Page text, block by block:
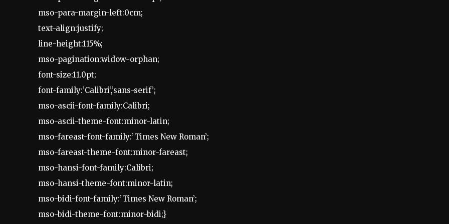
mso-para-margin-left:0cm;
text-align:justify;
line-height:115%;
mso-pagination:widow-orphan;
font-size:11.0pt;
font-family:’Calibri’,’sans-serif’;
mso-ascii-font-family:Calibri;
mso-ascii-theme-font:minor-latin;
mso-fareast-font-family:’Times New Roman’;
mso-fareast-theme-font:minor-fareast;
mso-hansi-font-family:Calibri;
mso-hansi-theme-font:minor-latin;
mso-bidi-font-family:’Times New Roman’;
mso-bidi-theme-font:minor-bidi;}